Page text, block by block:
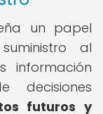
un papel
al
información
futuros y